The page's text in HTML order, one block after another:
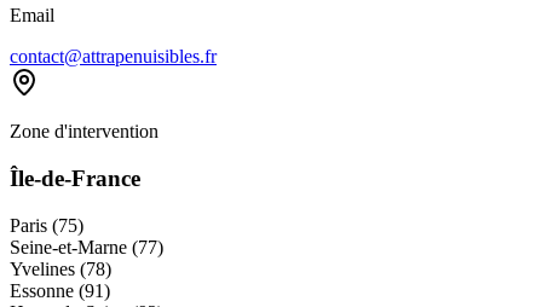
Email
contact@attrapenuisibles.fr
Zone d'intervention
Île-de-France
Paris (75)
Seine-et-Marne (77)
Yvelines (78)
Essonne (91)